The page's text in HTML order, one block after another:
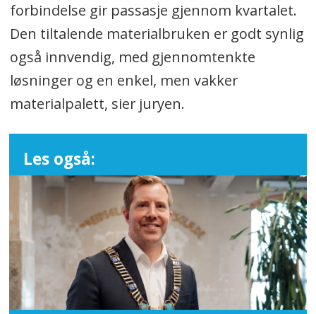
forbindelse gir passasje gjennom kvartalet.
Den tiltalende materialbruken er godt synlig
også innvendig, med gjennomtenkte
løsninger og en enkel, men vakker
materialpalett, sier juryen.
Les også: